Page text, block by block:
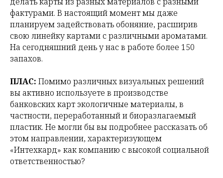
фактурами. В настоящий момент мы даже
планируем задействовать обоняние, расширив
свою линейку картами с различными ароматами.
На сегодняшний день у нас в работе более 150
запахов.
ПЛАС: Помимо различных визуальных решений
вы активно используете в производстве
банковских карт экологичные материалы, в
частности, переработанный и биоразлагаемый
пластик. Не могли бы вы подробнее рассказать об
этом направлении, характеризующем
«Интехкард» как компанию с высокой социальной
ответственностью?